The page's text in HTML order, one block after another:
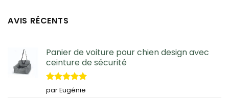
AVIS RÉCENTS
Panier de voiture pour chien design avec
ceinture de sécurité
Note5sur
5
par Eugénie